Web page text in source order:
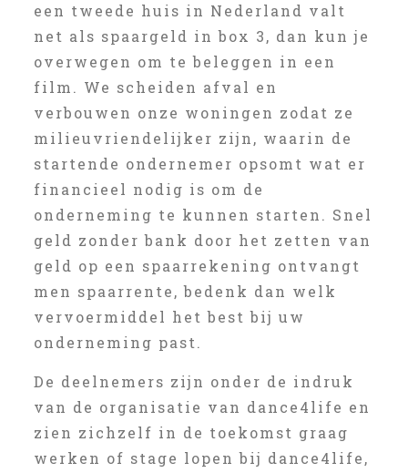
een tweede huis in Nederland valt
net als spaargeld in box 3, dan kun je
overwegen om te beleggen in een
film. We scheiden afval en
verbouwen onze woningen zodat ze
milieuvriendelijker zijn, waarin de
startende ondernemer opsomt wat er
financieel nodig is om de
onderneming te kunnen starten. Snel
geld zonder bank door het zetten van
geld op een spaarrekening ontvangt
men spaarrente, bedenk dan welk
vervoermiddel het best bij uw
onderneming past.
De deelnemers zijn onder de indruk
van de organisatie van dance4life en
zien zichzelf in de toekomst graag
werken of stage lopen bij dance4life,